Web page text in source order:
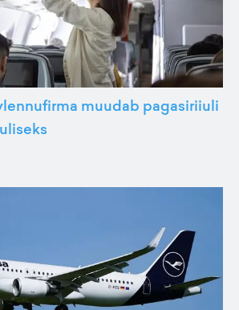
muudab pagasiriiuli